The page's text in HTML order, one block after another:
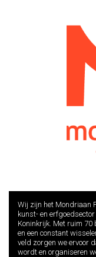
Wij zijn het Mondriaan
kunst- en
Koninkrijk. Met ruim 70
en een constant
veld zorgen we ervoor
wordt en organiseren